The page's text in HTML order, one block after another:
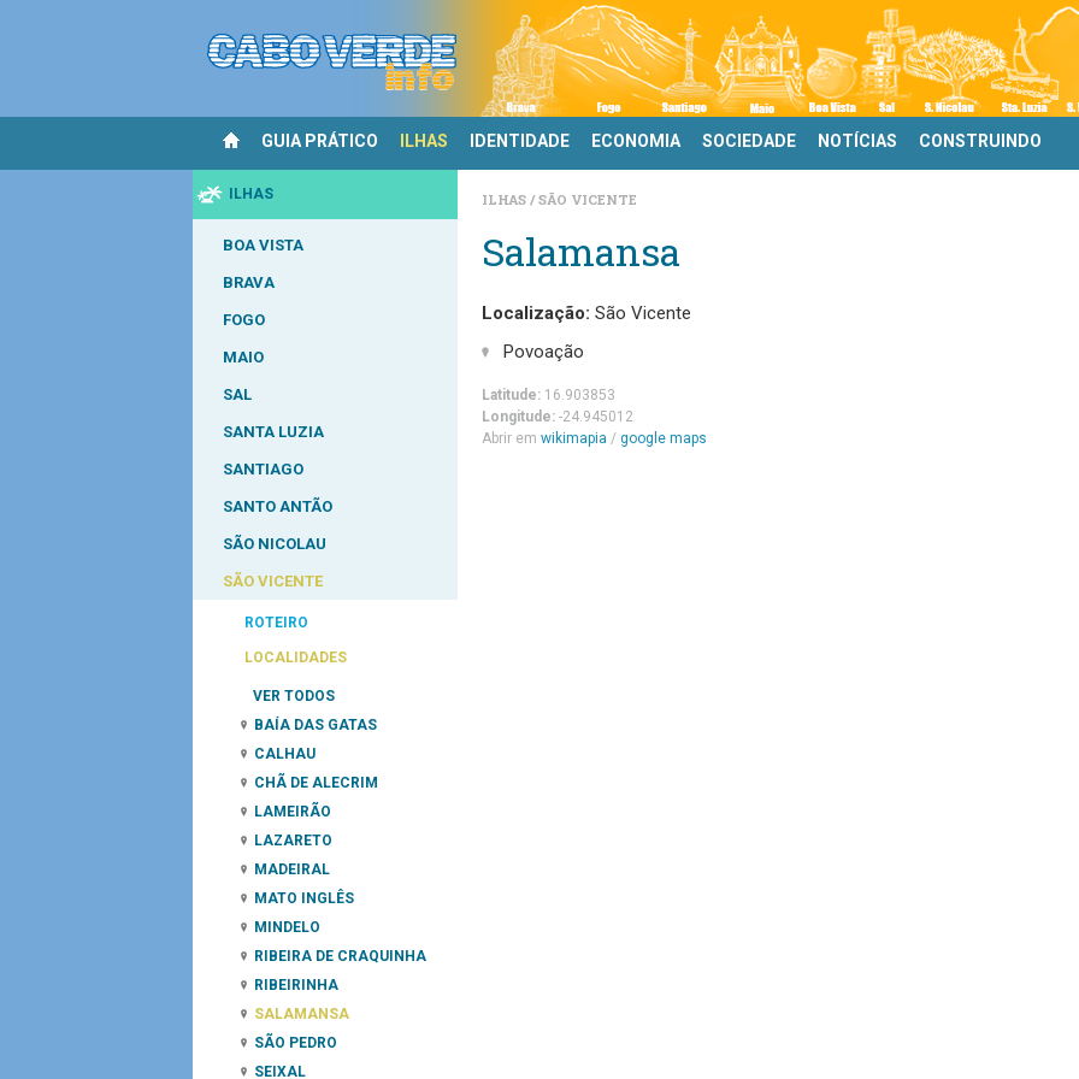
GUIA PRÁTICO ILHAS IDENTIDADE ECONOMIA SOCIEDADE NOTÍCIAS CONSTRUINDO
ILHAS
BOA VISTA
BRAVA
FOGO
MAIO
SAL
SANTA LUZIA
SANTIAGO
SANTO ANTÃO
SÃO NICOLAU
SÃO VICENTE
ROTEIRO
LOCALIDADES
VER TODOS
BAÍA DAS GATAS
CALHAU
CHÃ DE ALECRIM
LAMEIRÃO
LAZARETO
MADEIRAL
MATO INGLÊS
MINDELO
RIBEIRA DE CRAQUINHA
RIBEIRINHA
SALAMANSA
SÃO PEDRO
SEIXAL
ILHAS SÃO VICENTE
Salamansa
Localização: São Vicente
Povoação
Latitude: 16.903853
Longitude: -24.945012
Abrir em wikimapia / google maps